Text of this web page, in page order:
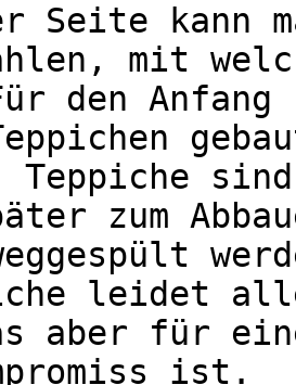
Seite kann
mit
den
zum
leidet
aber für
ist.